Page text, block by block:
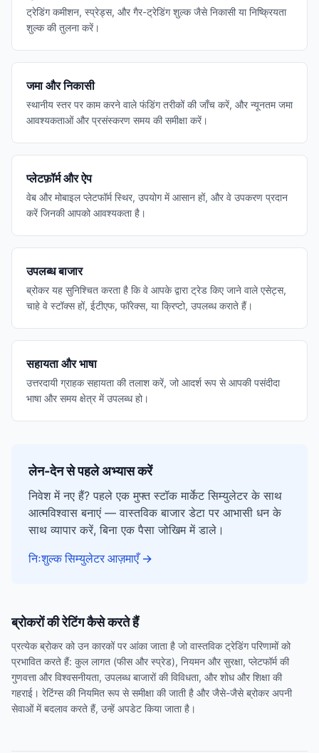
ट्रेडिंग कमीशन, स्प्रेड्स, और गैर-ट्रेडिंग शुल्क जैसे निकासी या निष्क्रियता
शुल्क की तुलना करें।
जमा और निकासी
स्थानीय स्तर पर काम करने वाले फंडिंग तरीकों की जाँच करें, और न्यूनतम जमा
आवश्यकताओं और प्रसंस्करण समय की समीक्षा करें।
प्लेटफ़ॉर्म और ऐप
वेब और मोबाइल प्लेटफॉर्म स्थिर, उपयोग में आसान हों, और वे उपकरण प्रदान
करें जिनकी आपको आवश्यकता है।
उपलब्ध बाजार
ब्रोकर यह सुनिश्चित करता है कि वे आपके द्वारा ट्रेड किए जाने वाले एसेट्स,
चाहे वे स्टॉक्स हों, ईटीएफ, फॉरेक्स, या क्रिप्टो, उपलब्ध कराते हैं।
सहायता और भाषा
उत्तरदायी ग्राहक सहायता की तलाश करें, जो आदर्श रूप से आपकी पसंदीदा
भाषा और समय क्षेत्र में उपलब्ध हो।
लेन-देन से पहले अभ्यास करें
निवेश में नए हैं? पहले एक मुफ्त स्टॉक मार्केट सिम्युलेटर के साथ
आत्मविश्वास बनाएं — वास्तविक बाजार डेटा पर आभासी धन के
साथ व्यापार करें, बिना एक पैसा जोखिम में डाले।
निःशुल्क सिम्युलेटर आज़माएँ →
ब्रोकरों की रेटिंग कैसे करते हैं
प्रत्येक ब्रोकर को उन कारकों पर आंका जाता है जो वास्तविक ट्रेडिंग परिणामों को
प्रभावित करते हैं: कुल लागत (फीस और स्प्रेड), नियमन और सुरक्षा, प्लेटफॉर्म की
गुणवत्ता और विश्वसनीयता, उपलब्ध बाजारों की विविधता, और शोध और शिक्षा की
गहराई। रेटिंग्स की नियमित रूप से समीक्षा की जाती है और जैसे-जैसे ब्रोकर अपनी
सेवाओं में बदलाव करते हैं, उन्हें अपडेट किया जाता है।